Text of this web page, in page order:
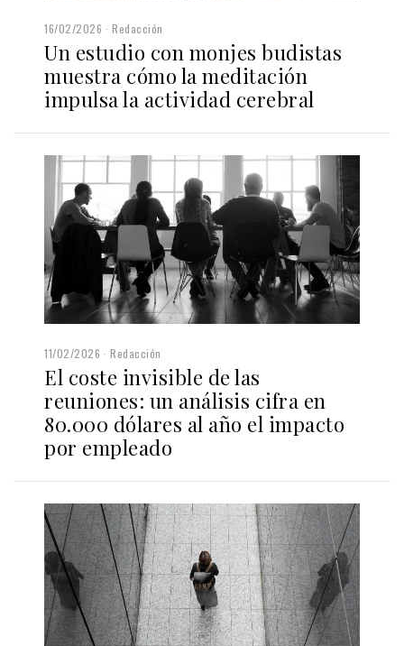
16/02/2026 Redacción
Un estudio con monjes budistas
muestra cómo la meditación
impulsa la actividad cerebral
11/02/2026 Redacción
El coste invisible de las
reuniones: un análisis cifra en
80.000 dólares al año el impacto
por empleado